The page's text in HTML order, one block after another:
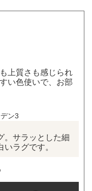
上質さも感じられ
い色使いで、お部
。サラッとした細
ラグです。